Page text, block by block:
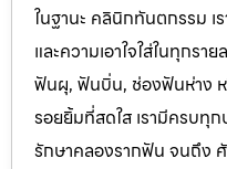
ในฐานะ คลินิกทันตกรรม เ
และความเอาใจใส่ในทุกรา
ฟันผุ, ฟันบิ่น, ช่องฟันห่าง
รอยยิ้มที่สดใส เรามีครบทุ
รักษาคลองรากฟัน จนถึง